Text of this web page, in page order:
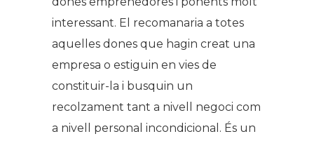
interessant. El recomanaria a totes
aquelles dones que hagin creat una
empresa o estiguin en vies de
constituir-la i busquin un
recolzament tant a nivell negoci com
a nivell personal incondicional. És un